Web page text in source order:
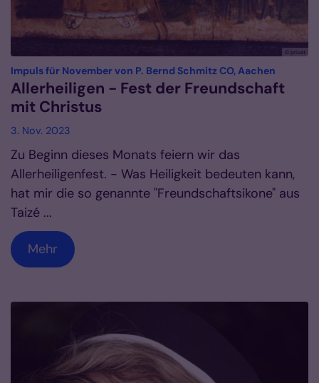
© privat
Impuls für November von P. Bernd Schmitz CO, Aachen
Allerheiligen - Fest der Freundschaft
mit Christus
3. Nov. 2023
Zu Beginn dieses Monats feiern wir das
Allerheiligenfest. - Was Heiligkeit bedeuten kann,
hat mir die so genannte "Freundschaftsikone" aus
Taizé ...
Mehr